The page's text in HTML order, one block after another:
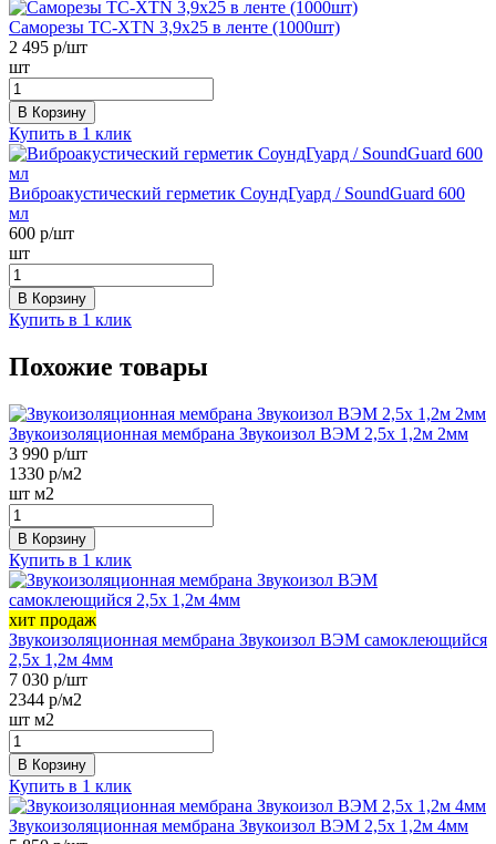
Саморезы ТС-XTN 3,9x25 в ленте (1000шт)
2 495 р/шт
шт
В Корзину
Купить в 1 клик
Виброакустический герметик СоундГуард / SoundGuard 600
мл
600 р/шт
шт
В Корзину
Купить в 1 клик
Похожие товары
Звукоизоляционная мембрана Звукоизол ВЭМ 2,5х 1,2м 2мм
3 990 р/шт
1330 р/м2
шт м2
В Корзину
Купить в 1 клик
хит продаж
Звукоизоляционная мембрана Звукоизол ВЭМ самоклеющийся
2,5х 1,2м 4мм
7 030 р/шт
2344 р/м2
шт м2
В Корзину
Купить в 1 клик
Звукоизоляционная мембрана Звукоизол ВЭМ 2,5х 1,2м 4мм